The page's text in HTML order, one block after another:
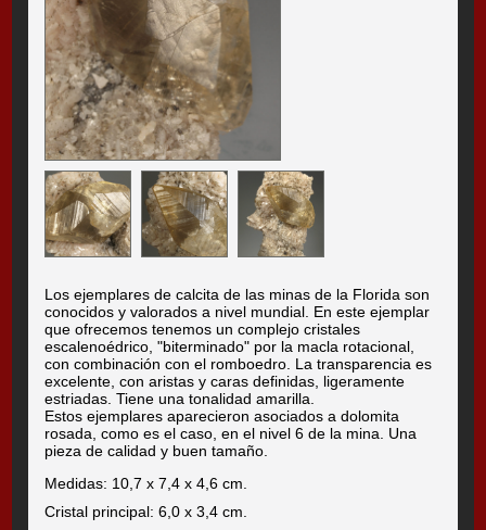
Los ejemplares de calcita de las minas de la Florida son
conocidos y valorados a nivel mundial. En este ejemplar
que ofrecemos tenemos un complejo cristales
escalenoédrico, "biterminado" por la macla rotacional,
con combinación con el romboedro. La transparencia es
excelente, con aristas y caras definidas, ligeramente
estriadas. Tiene una tonalidad amarilla.
Estos ejemplares aparecieron asociados a dolomita
rosada, como es el caso, en el nivel 6 de la mina. Una
pieza de calidad y buen tamaño.
Medidas: 10,7 x 7,4 x 4,6 cm.
Cristal principal: 6,0 x 3,4 cm.